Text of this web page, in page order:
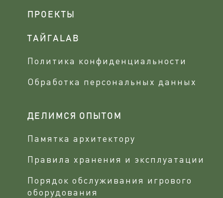
ПРОЕКТЫ
ТАЙГАLAB
Политика конфиденциальности
Обработка персональных данных
ДЕЛИМСЯ ОПЫТОМ
Памятка архитектору
Правила хранения и эксплуатации
Порядок обслуживания игрового
оборудования